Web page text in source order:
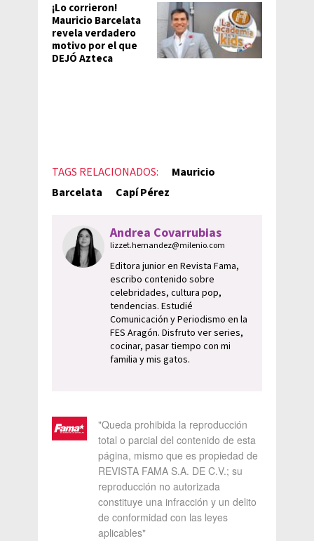
¡Lo corrieron!
Mauricio Barcelata
revela verdadero
motivo por el que
DEJÓ Azteca
TAGS RELACIONADOS:
Mauricio
Barcelata
Capí Pérez
Andrea Covarrubias
lizzet.hernandez@milenio.com
Editora junior en Revista Fama,
escribo contenido sobre
celebridades, cultura pop,
tendencias. Estudié
Comunicación y Periodismo en la
FES Aragón. Disfruto ver series,
cocinar, pasar tiempo con mi
familia y mis gatos.
"Queda prohibida la reproducción
total o parcial del contenido de esta
página, mismo que es propiedad de
REVISTA FAMA S.A. DE C.V.; su
reproducción no autorizada
constituye una infracción y un delito
de conformidad con las leyes
aplicables"